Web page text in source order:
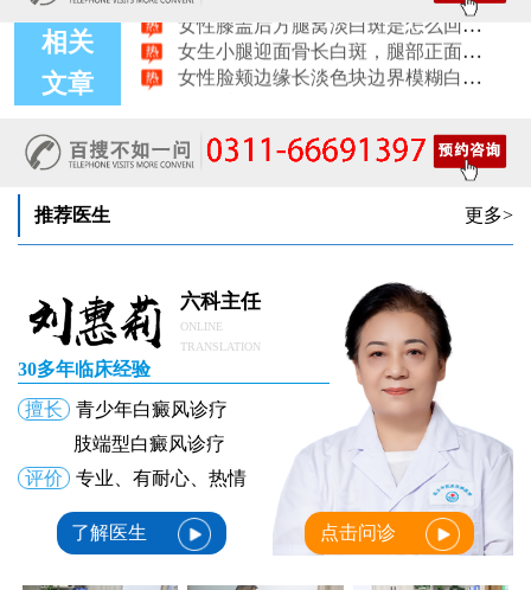
相关
文章
女生小腿迎面骨长白斑，腿部正面发白解答
女性脸颊边缘长淡色块边界模糊白斑是怎么回事
女生手腕外侧长小白斑且日常活动发白，警惕白癜风信号
推荐医生 更多>
六科主任
ONLINE
TRANSLATION
30多年临床经验
擅长
青少年白癜风诊疗
肢端型白癜风诊疗
评价
专业、有耐心、热情
了解医生 点击问诊